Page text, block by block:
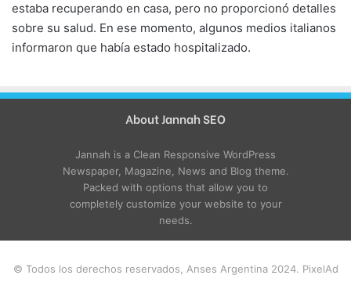
estaba recuperando en casa, pero no proporcionó detalles
sobre su salud. En ese momento, algunos medios italianos
informaron que había estado hospitalizado.
About Jannah SEO
Jannah is a Clean Responsive WordPress
Newspaper, Magazine, News and Blog theme.
Packed with options that allow you to
completely customize your website to your
needs.
© Todos los derechos reservados, Anses Argentina 2024. PixelAd